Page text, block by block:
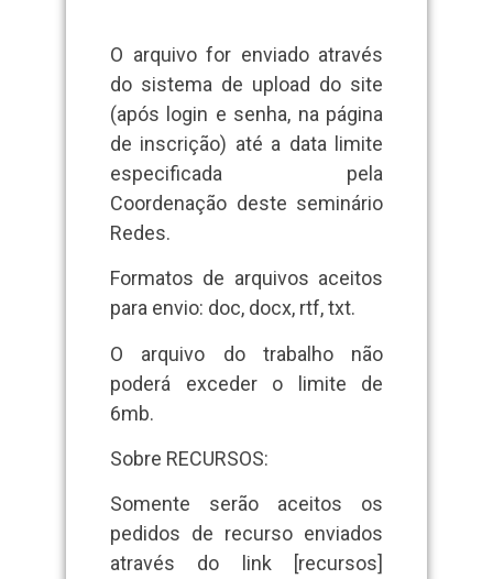
O arquivo for enviado através
do sistema de upload do site
(após login e senha, na página
de inscrição) até a data limite
especificada pela
Coordenação deste seminário
Redes.
Formatos de arquivos aceitos
para envio: doc, docx, rtf, txt.
O arquivo do trabalho não
poderá exceder o limite de
6mb.
Sobre RECURSOS:
Somente serão aceitos os
pedidos de recurso enviados
através do link [recursos]